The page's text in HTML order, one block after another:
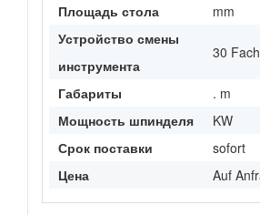
Площадь стола
mm
Устройство смены
инструмента
30 Fach
Габариты
. m
Мощность шпинделя
KW
Срок поставки
sofort
Цена
Auf